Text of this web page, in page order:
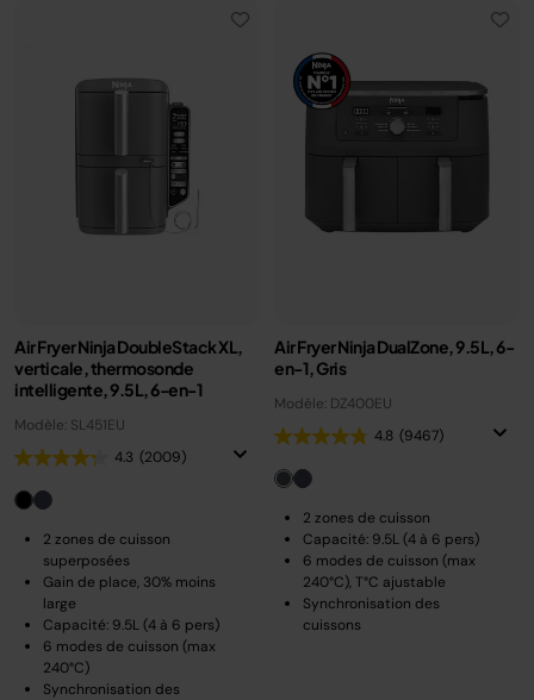
Air Fryer Ninja DoubleStack XL,
verticale, thermosonde
intelligente, 9.5L, 6-en-1
Modèle: SL451EU
4.3 (2009)
2 zones de cuisson
superposées
Gain de place, 30% moins
large
Capacité: 9.5L (4 à 6 pers)
6 modes de cuisson (max
240°C)
Synchronisation des
Air Fryer Ninja DualZone, 9.5L, 6-
en-1, Gris
Modèle: DZ400EU
4.8 (9467)
2 zones de cuisson
Capacité: 9.5L (4 à 6 pers)
6 modes de cuisson (max
240°C), T°C ajustable
Synchronisation des
cuissons